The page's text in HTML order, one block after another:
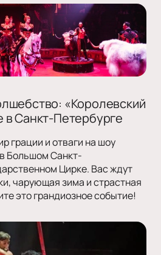
«Королевский
в Санкт-Петербурге
грации и отваги на шоу
Большом Санкт-
Цирке. Вас ждут
чарующая зима и страстная
это грандиозное событие!